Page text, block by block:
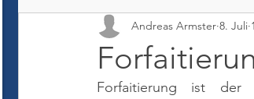
Andreas Armster 8. Juli
Forfaitierung ist der